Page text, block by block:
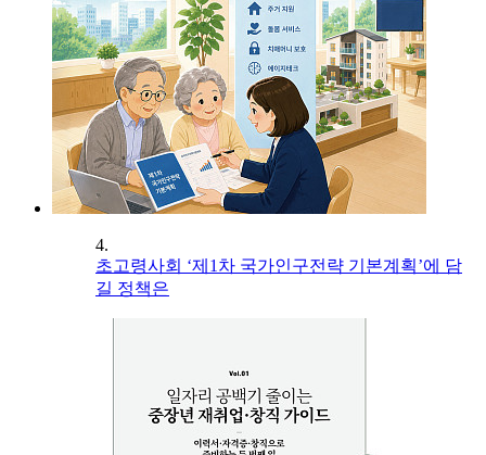
4.
초고령사회 ‘제1차 국가인구전략 기본계획’에 담
길 정책은